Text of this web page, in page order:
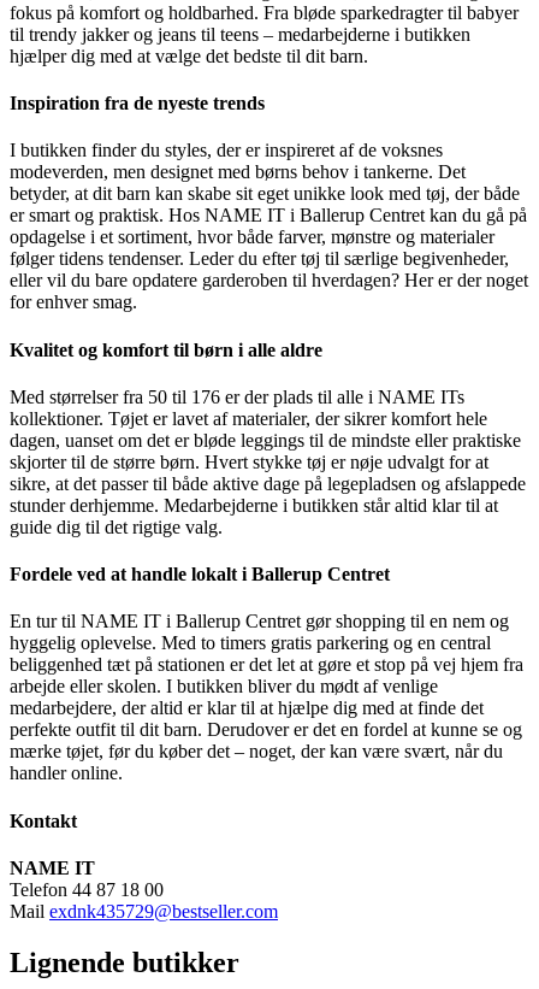
fokus på komfort og holdbarhed. Fra bløde sparkedragter til babyer
til trendy jakker og jeans til teens – medarbejderne i butikken
hjælper dig med at vælge det bedste til dit barn.
Inspiration fra de nyeste trends
I butikken finder du styles, der er inspireret af de voksnes
modeverden, men designet med børns behov i tankerne. Det
betyder, at dit barn kan skabe sit eget unikke look med tøj, der både
er smart og praktisk. Hos NAME IT i Ballerup Centret kan du gå på
opdagelse i et sortiment, hvor både farver, mønstre og materialer
følger tidens tendenser. Leder du efter tøj til særlige begivenheder,
eller vil du bare opdatere garderoben til hverdagen? Her er der noget
for enhver smag.
Kvalitet og komfort til børn i alle aldre
Med størrelser fra 50 til 176 er der plads til alle i NAME ITs
kollektioner. Tøjet er lavet af materialer, der sikrer komfort hele
dagen, uanset om det er bløde leggings til de mindste eller praktiske
skjorter til de større børn. Hvert stykke tøj er nøje udvalgt for at
sikre, at det passer til både aktive dage på legepladsen og afslappede
stunder derhjemme. Medarbejderne i butikken står altid klar til at
guide dig til det rigtige valg.
Fordele ved at handle lokalt i Ballerup Centret
En tur til NAME IT i Ballerup Centret gør shopping til en nem og
hyggelig oplevelse. Med to timers gratis parkering og en central
beliggenhed tæt på stationen er det let at gøre et stop på vej hjem fra
arbejde eller skolen. I butikken bliver du mødt af venlige
medarbejdere, der altid er klar til at hjælpe dig med at finde det
perfekte outfit til dit barn. Derudover er det en fordel at kunne se og
mærke tøjet, før du køber det – noget, der kan være svært, når du
handler online.
Kontakt
NAME IT
Telefon 44 87 18 00
Mail exdnk435729@bestseller.com
Lignende butikker